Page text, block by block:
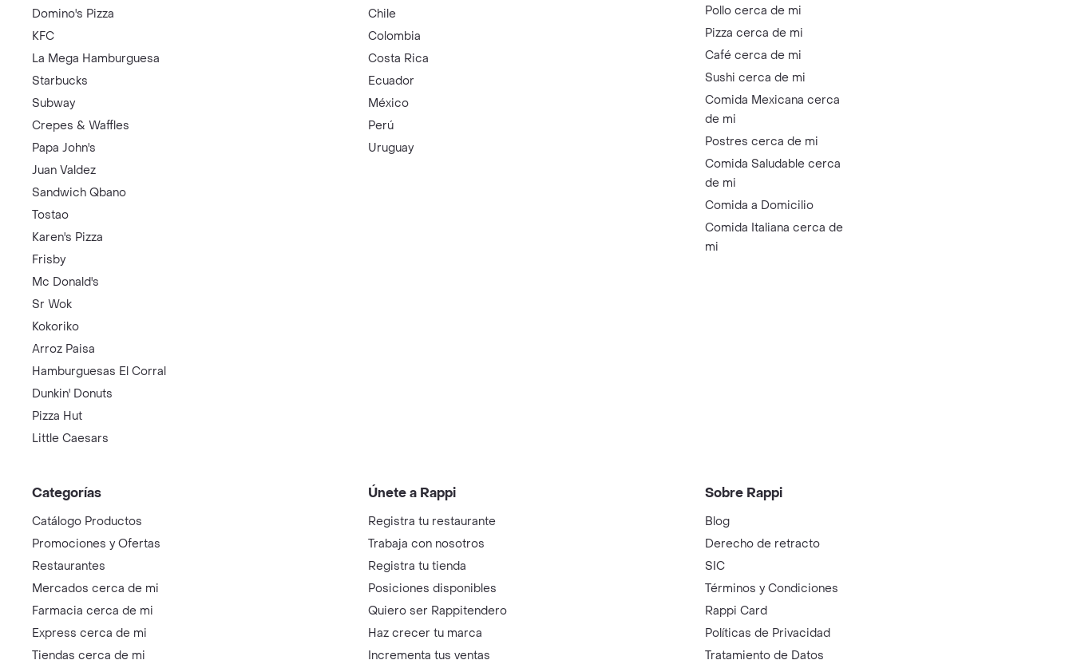
Domino's Pizza
KFC
La Mega Hamburguesa
Starbucks
Subway
Crepes & Waffles
Papa John's
Juan Valdez
Sandwich Qbano
Tostao
Karen's Pizza
Frisby
Mc Donald's
Sr Wok
Kokoriko
Arroz Paisa
Hamburguesas El Corral
Dunkin' Donuts
Pizza Hut
Little Caesars
Chile
Colombia
Costa Rica
Ecuador
México
Perú
Uruguay
Pollo cerca de mi
Pizza cerca de mi
Café cerca de mi
Sushi cerca de mi
Comida Mexicana cerca
de mi
Postres cerca de mi
Comida Saludable cerca
de mi
Comida a Domicilio
Comida Italiana cerca de
mi
Categorías
Catálogo Productos
Promociones y Ofertas
Restaurantes
Mercados cerca de mi
Farmacia cerca de mi
Express cerca de mi
Tiendas cerca de mi
Únete a Rappi
Registra tu restaurante
Trabaja con nosotros
Registra tu tienda
Posiciones disponibles
Quiero ser Rappitendero
Haz crecer tu marca
Incrementa tus ventas
Sobre Rappi
Blog
Derecho de retracto
SIC
Términos y Condiciones
Rappi Card
Políticas de Privacidad
Tratamiento de Datos